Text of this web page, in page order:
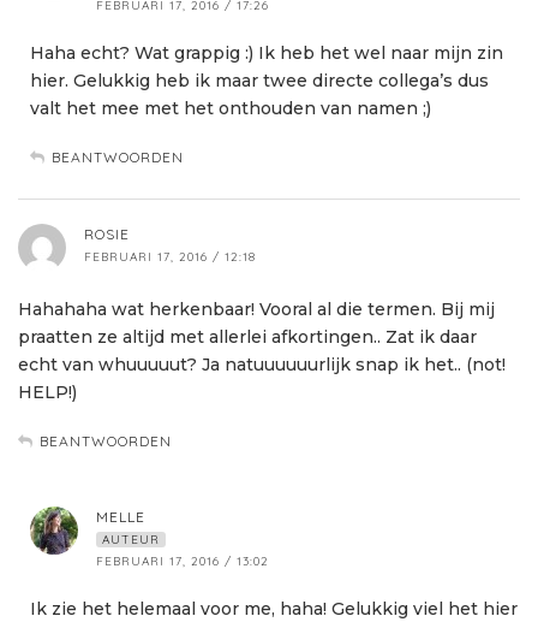
FEBRUARI 17, 2016 / 17:26
Haha echt? Wat grappig :) Ik heb het wel naar mijn zin
hier. Gelukkig heb ik maar twee directe collega’s dus
valt het mee met het onthouden van namen ;)
BEANTWOORDEN
ROSIE
FEBRUARI 17, 2016 / 12:18
Hahahaha wat herkenbaar! Vooral al die termen. Bij mij
praatten ze altijd met allerlei afkortingen.. Zat ik daar
echt van whuuuuut? Ja natuuuuuurlijk snap ik het.. (not!
HELP!)
BEANTWOORDEN
MELLE
AUTEUR
FEBRUARI 17, 2016 / 13:02
Ik zie het helemaal voor me, haha! Gelukkig viel het hier